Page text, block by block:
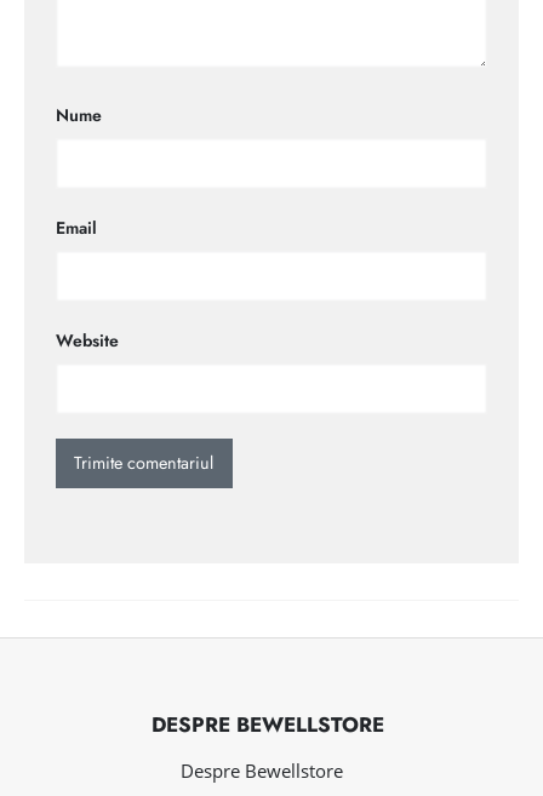
Nume
Email
Website
DESPRE BEWELLSTORE
Despre Bewellstore